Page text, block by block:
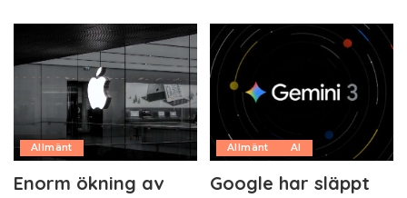
Allmänt
Enorm ökning av
Allmänt AI
Google har släppt